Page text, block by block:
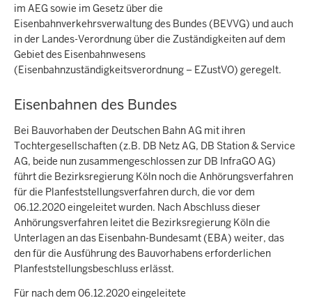
im AEG sowie im Gesetz über die
Eisenbahnverkehrsverwaltung des Bundes (BEVVG) und auch
in der Landes-Verordnung über die Zuständigkeiten auf dem
Gebiet des Eisenbahnwesens
(Eisenbahnzuständigkeitsverordnung – EZustVO) geregelt.
Eisenbahnen des Bundes
Bei Bauvorhaben der Deutschen Bahn AG mit ihren
Tochtergesellschaften (z.B. DB Netz AG, DB Station & Service
AG, beide nun zusammengeschlossen zur DB InfraGO AG)
führt die Bezirksregierung Köln noch die Anhörungsverfahren
für die Planfeststellungsverfahren durch, die vor dem
06.12.2020 eingeleitet wurden. Nach Abschluss dieser
Anhörungsverfahren leitet die Bezirksregierung Köln die
Unterlagen an das Eisenbahn-Bundesamt (EBA) weiter, das
den für die Ausführung des Bauvorhabens erforderlichen
Planfeststellungsbeschluss erlässt.
Für nach dem 06.12.2020 eingeleitete